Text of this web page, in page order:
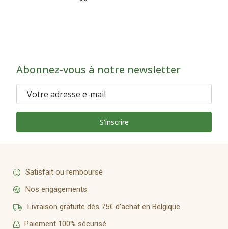
Abonnez-vous à notre newsletter
S'inscrire
Satisfait ou remboursé
Nos engagements
Livraison gratuite dès 75€ d'achat en Belgique
Paiement 100% sécurisé